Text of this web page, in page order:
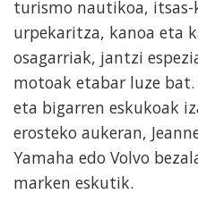
turismo nautikoa, itsas-
urpekaritza, kanoa eta
osagarriak, jantzi
motoak etabar luze
eta bigarren eskukoak
erosteko aukeran,
Yamaha edo Volvo
marken eskutik.